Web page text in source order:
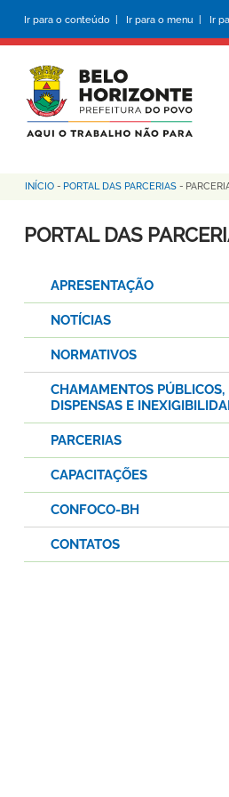
conteúdo
principal
Ir para o conteúdo | Ir para o menu | Ir
Trilha
de
INÍCIO - PORTAL DAS PARCERIAS -
PORTAL DAS
APRESENTAÇÃO
NOTÍCIAS
NORMATIVOS
CHAMAMENTOS PÚBLICOS,
DISPENSAS E
PARCERIAS
CAPACITAÇÕES
CONFOCO-BH
CONTATOS